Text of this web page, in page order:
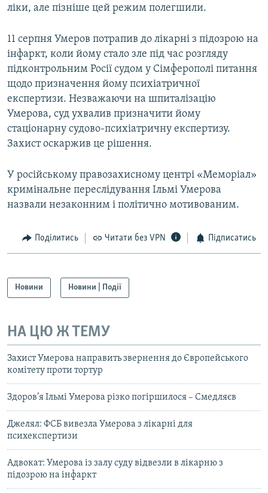
ліки, але пізніше цей режим полегшили.
11 серпня Умеров потрапив до лікарні з підозрою на
інфаркт, коли йому стало зле під час розгляду
підконтрольним Росії судом у Сімферополі питання
щодо призначення йому психіатричної
експертизи. Незважаючи на шпиталізацію
Умерова, суд ухвалив призначити йому
стаціонарну судово-психіатричну експертизу.
Захист оскаржив це рішення.
У російському правозахисному центрі «Меморіал»
кримінальне переслідування Ільмі Умерова
назвали незаконним і політично мотивованим.
Поділитись Читати без VPN Підписатись
Новини Новини | Події
НА ЦЮ Ж ТЕМУ
Захист Умерова направить звернення до Європейського
комітету проти тортур
Здоров’я Ільмі Умерова різко погіршилося – Смедляєв
Джелял: ФСБ вивезла Умерова з лікарні для
психекспертизи
Адвокат: Умерова із залу суду відвезли в лікарню з
підозрою на інфаркт